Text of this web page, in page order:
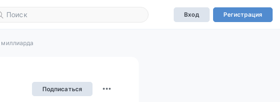
Вход Регистрация
миллиарда
Подписаться